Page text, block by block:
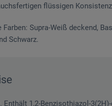
flüssigen
Supra-Weiß deckend,
Schwarz.
1,2-Benzisothiazol-